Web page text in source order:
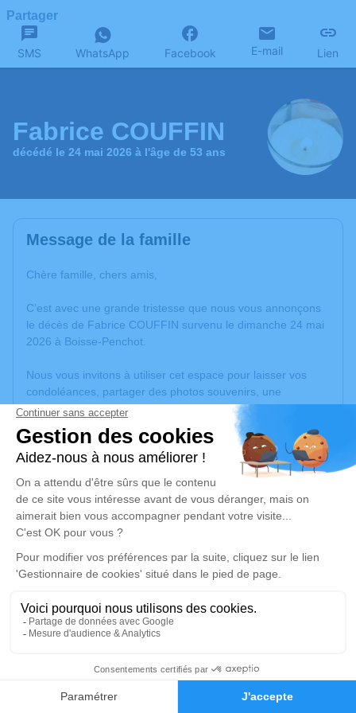
Faire-part Hommages
Partager
SMS WhatsApp Facebook E-mail Lien
Fabrice COUFFIN
décédé le 24 mai 2026 à l'âge de 53 ans
Message de la famille
Chère famille, chers amis,
C’est avec une grande tristesse que nous vous annonçons
le décès de Fabrice COUFFIN survenu le dimanche 24 mai
2026 à Boisse-Penchot.
Nous vous invitons à utiliser cet espace pour laisser vos
condoléances, partager des photos souvenirs, une
anecdote ou exprimer vos pensées à travers des poèmes
ou des textes. Cet endroit est un lieu d'expression dédié à
honorer la mémoire de Fabrice COUFFIN.
Un service de plantation d’arbre hommage estdisponible
jeudi 28 mai 2026 à 10h00
Église Agnac de Flagnac
Je rends hommage